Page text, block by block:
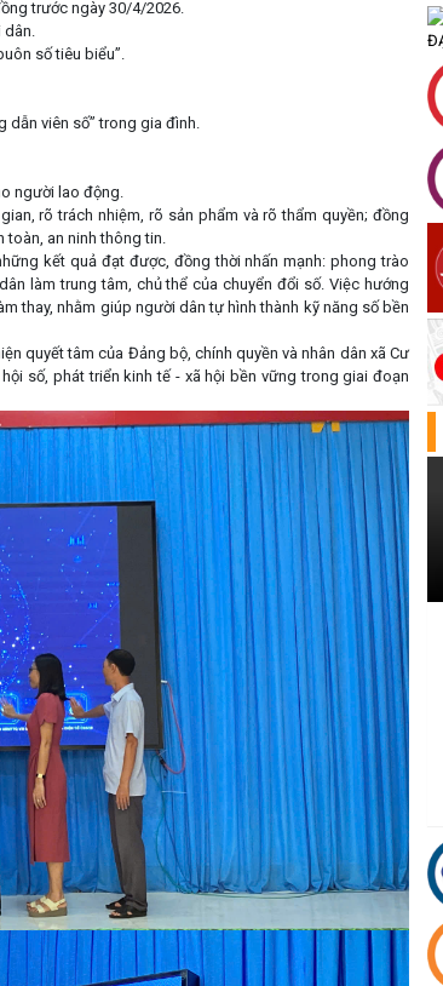
trước ngày 30/4/2026.
dân.
số tiêu biểu”.
dẫn viên số” trong gia đình.
người lao động.
rõ trách nhiệm, rõ sản phẩm và rõ thẩm quyền; đồng
toàn, an ninh thông tin.
kết quả đạt được, đồng thời nhấn mạnh: phong trào
làm trung tâm, chủ thể của chuyển đổi số. Việc hướng
thay, nhằm giúp người dân tự hình thành kỹ năng số bền
quyết tâm của Đảng bộ, chính quyền và nhân dân xã Cư
số, phát triển kinh tế - xã hội bền vững trong giai đoạn